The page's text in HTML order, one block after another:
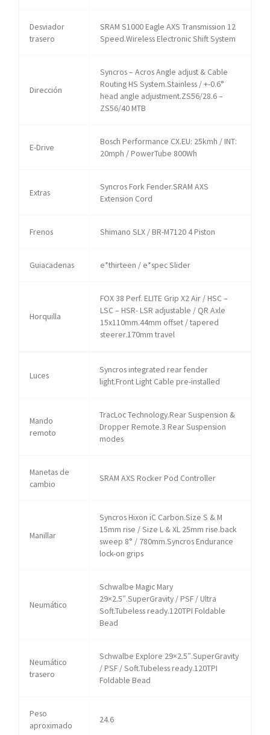
Desviador
trasero
SRAM S1000 Eagle AXS Transmission 12
Speed.Wireless Electronic Shift System
Dirección
Syncros – Acros Angle adjust & Cable
Routing HS System.Stainless / +-0.6°
head angle adjustment.ZS56/28.6 –
ZS56/40 MTB
E-Drive
Bosch Performance CX.EU: 25kmh / INT:
20mph / PowerTube 800Wh
Extras
Syncros Fork Fender.SRAM AXS
Extension Cord
Frenos Shimano SLX / BR-M7120 4 Piston
Guiacadenas e*thirteen / e*spec Slider
Horquilla
FOX 38 Perf. ELITE Grip X2 Air / HSC –
LSC – HSR- LSR adjustable / QR Axle
15x110mm.44mm offset / tapered
steerer.170mm travel
Luces
Syncros integrated rear fender
light.Front Light Cable pre-installed
Mando
remoto
TracLoc Technology.Rear Suspension &
Dropper Remote.3 Rear Suspension
modes
Manetas de
cambio
SRAM AXS Rocker Pod Controller
Manillar
Syncros Hixon iC Carbon.Size S & M
15mm rise / Size L & XL 25mm rise.back
sweep 8° / 780mm.Syncros Endurance
lock-on grips
Neumático
Schwalbe Magic Mary
29×2.5″.SuperGravity / PSF / Ultra
Soft.Tubeless ready.120TPI Foldable
Bead
Neumático
trasero
Schwalbe Explore 29×2.5″.SuperGravity
/ PSF / Soft.Tubeless ready.120TPI
Foldable Bead
Peso
aproximado
24.6